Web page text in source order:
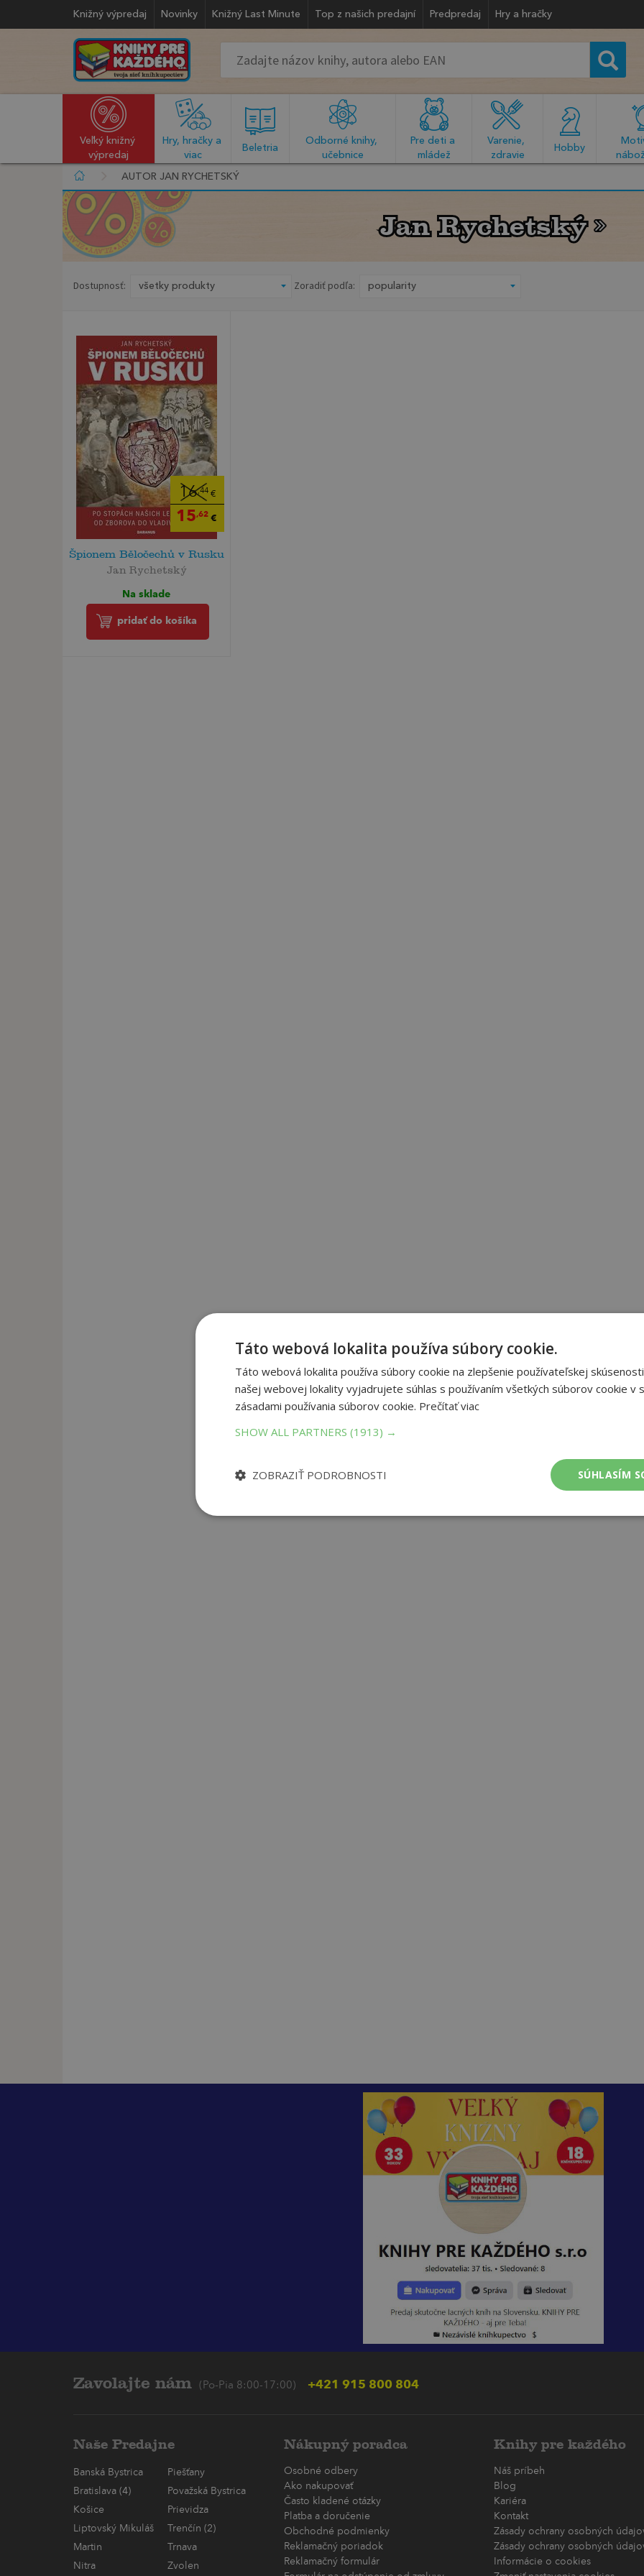
Knižný výpredaj Novinky Knižný Last Minute Top z našich predajní Predpredaj Hry a hračky
Veľký knižný
výpredaj
Hry, hračky a
viac
Beletria
Odborné knihy,
učebnice
Pre deti a
mládež
Varenie,
zdravie
Hobby
AUTOR JAN RYCHETSKÝ
Jan Rychetský
Jan Rychetský
Dostupnosť: Zoradiť podľa:
16,44 €
15,62 €
Špionem Běločechů v Rusku
Jan Rychetský
Na sklade
pridať do košíka
Zavolajte nám (Po-Pia 8:00-17:00) +421 915 800 804
Naše Predajne
Banská Bystrica
Piešťany
Bratislava (4)
Považská Bystrica
Košice
Prievidza
Liptovský Mikuláš
Trenčín (2)
Martin
Trnava
Nitra
Zvolen
Nákupný poradca
Osobné odbery
Ako nakupovať
Často kladené otázky
Platba a doručenie
Obchodné podmienky
Reklamačný poriadok
Reklamačný formulár
Knihy pre každého
Náš príbeh
Blog
Kariéra
Kontakt
Zásady ochrany osobných
Zásady ochrany osobných
Informácie o cookies
Táto webová lokalita používa súbory cookie.
Táto webová lokalita používa súbory cookie na zlepšenie používateľskej
našej webovej lokality vyjadrujete súhlas s používaním všetkých súborov cookie v
zásadami používania súborov cookie. Prečítať viac
SHOW ALL PARTNERS (1913) →
SÚHLASÍM
ZOBRAZIŤ PODROBNOSTI